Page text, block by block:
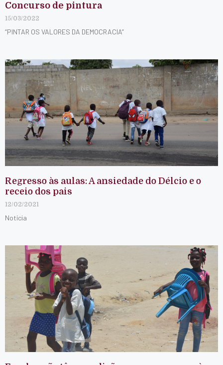
Concurso de pintura
15/03/2022
“PINTAR OS VALORES DA DEMOCRACIA”
Regresso às aulas: A ansiedade do Délcio e o
receio dos pais
12/02/2021
Notícia